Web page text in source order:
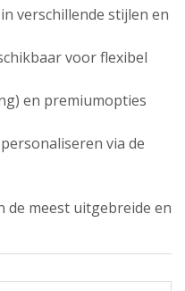
verschillende stijlen en
voor flexibel
en premiumopties
via de
de meest uitgebreide en